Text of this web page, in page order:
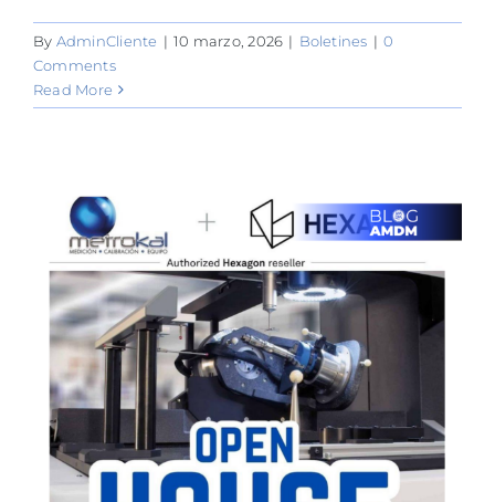
By AdminCliente | 10 marzo, 2026 | Boletines | 0
Comments
Read More